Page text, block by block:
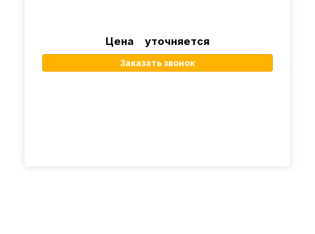
Цена уточняется
Заказать звонок